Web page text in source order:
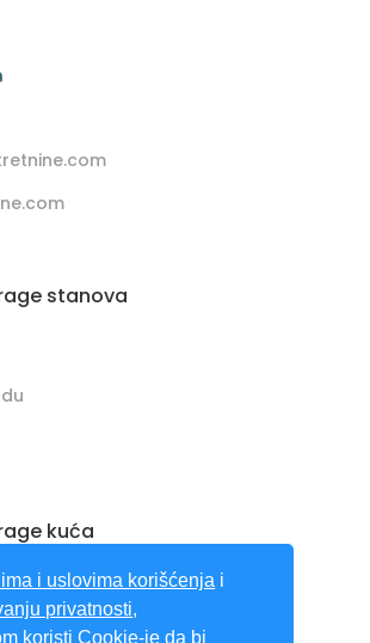
i uslovima korišćenja i
privatnosti,
koristi Cookie-je da bi
stanova
kuća